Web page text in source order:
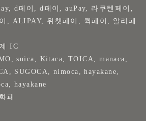
d페이, d페이, auPay, 라쿠텐페이,
, ALIPAY, 위챗페이, 퀵페이, 알리페
IC
suica, Kitaca, TOICA, manaca,
SUGOCA, nimoca, hayakane,
hayakane
폐